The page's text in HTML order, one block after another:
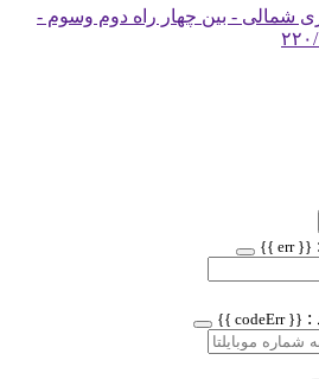
شمالی - بین چهار راه دوم وسوم -
{{ err }}
:
{{ codeErr }}